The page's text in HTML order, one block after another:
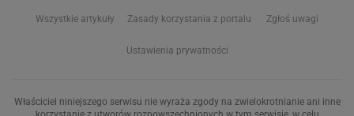
Wszystkie artykuły Zasady korzystania z portalu Zgłoś uwagi
Ustawienia prywatności
Właściciel niniejszego serwisu nie wyraża zgody na zwielokrotnianie ani inne